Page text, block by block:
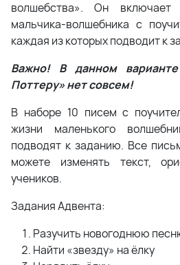
волшебства». Он
мальчика-волшебника с
каждая из которых подводит к
Важно! В данном
Поттеру» нет совсем!
В наборе 10 писем с
жизни маленького
подводят к заданию. Все
можете изменять текст,
учеников.
Задания Адвента:
Разучить новогоднюю
Найти «звезду» на ёлку